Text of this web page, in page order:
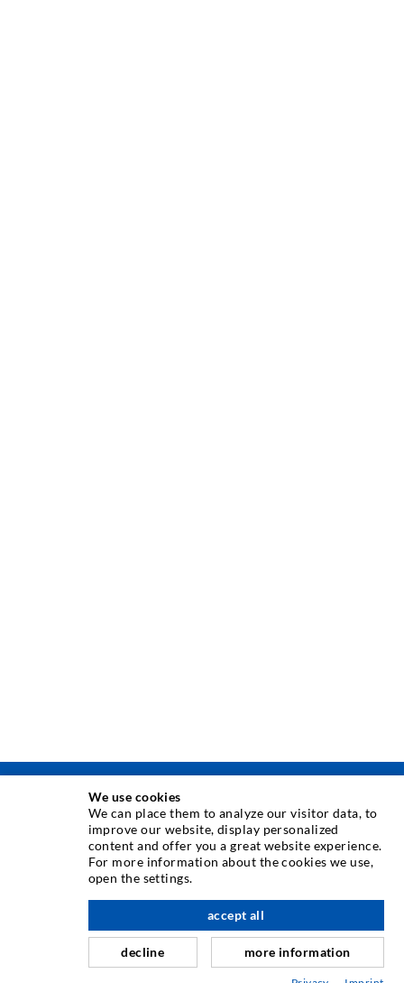
TÉCNICA DE INYECCIÓN
Inyección de grietas
Sellado horizontal
Reparación de juntas de expansión
Minería y Tunelería
hacia arriba
We use cookies
We can place them to analyze our visitor data, to
improve our website, display personalized
content and offer you a great website experience.
For more information about the cookies we use,
open the settings.
decline
accept all
more information